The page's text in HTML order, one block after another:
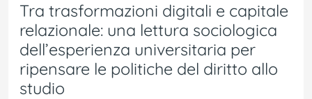
Tra trasformazioni digitali e capitale
relazionale: una lettura sociologica
dell’esperienza universitaria per
ripensare le politiche del diritto allo
studio